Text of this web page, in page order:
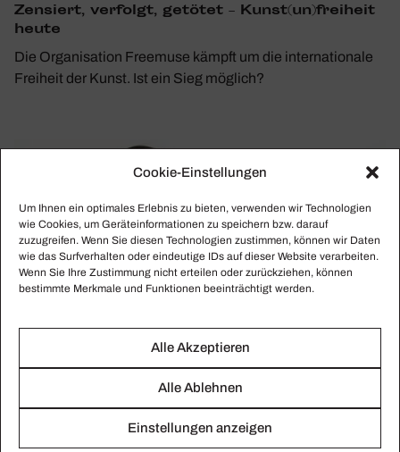
Cookie-Einstellungen
Um Ihnen ein optimales Erlebnis zu bieten, verwenden wir Technologien
wie Cookies, um Geräteinformationen zu speichern bzw. darauf
zuzugreifen. Wenn Sie diesen Technologien zustimmen, können wir Daten
wie das Surfverhalten oder eindeutige IDs auf dieser Website verarbeiten.
Wenn Sie Ihre Zustimmung nicht erteilen oder zurückziehen, können
bestimmte Merkmale und Funktionen beeinträchtigt werden.
Alle Akzeptieren
Alle Ablehnen
Einstellungen anzeigen
Zensiert, verfolgt, getötet – Kunst(un)freiheit
heute
Die Organisation Freemuse kämpft um die internationale
Freiheit der Kunst. Ist ein Sieg möglich?